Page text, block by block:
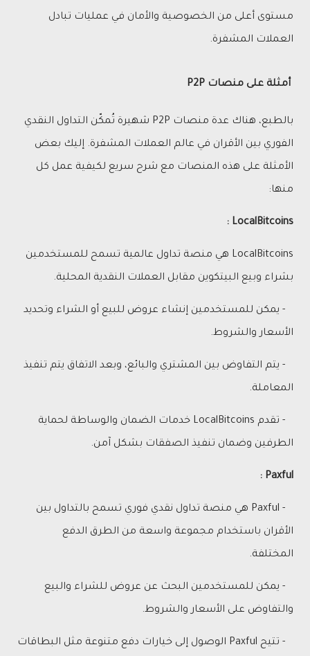
مستوى أعلى من الخصوصية والأمان في عمليات تبادل
العملات المشفرة.
أمثلة على منصات P2P
بالطبع، هناك عدة منصات P2P شهيرة تُمكّن التداول النقدي
الفوري بين الأقران في عالم العملات المشفرة. إليك بعض
الأمثلة على هذه المنصات مع شرح سريع لكيفية عمل كل
منها:
LocalBitcoins :
LocalBitcoins هي منصة تداول عالمية تسمح للمستخدمين
بشراء وبيع البيتكوين مقابل العملات النقدية المحلية.
- يمكن للمستخدمين إنشاء عروض للبيع أو الشراء وتحديد
الأسعار والشروط.
- يتم التفاوض بين المشتري والبائع، وبعد الاتفاق يتم تنفيذ
المعاملة.
- تقدم LocalBitcoins خدمات الضمان والوساطة لحماية
الطرفين وضمان تنفيذ الصفقات بشكل آمن.
Paxful :
- Paxful هي منصة تداول نقدي فوري تسمح بالتداول بين
الأقران باستخدام مجموعة واسعة من الطرق الدفع
المختلفة.
- يمكن للمستخدمين البحث عن عروض للشراء والبيع
والتفاوض على الأسعار والشروط.
- تتيح Paxful الوصول إلى خيارات دفع متنوعة مثل البطاقات